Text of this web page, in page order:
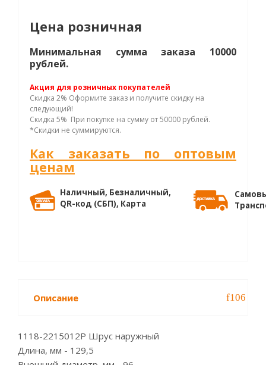
Цена розничная
Минимальная сумма заказа 10000
рублей.
Акция для розничных покупателей
Скидка 2% Оформите заказ и получите скидку на
следующий!
Скидка 5% При покупке на сумму от 50000 рублей.
*Скидки не суммируются.
Как заказать по оптовым
ценам
Наличный, Безналичный,
QR-код (СБП), Карта
Описание
1118-2215012P Шрус наружный
Длина, мм - 129,5